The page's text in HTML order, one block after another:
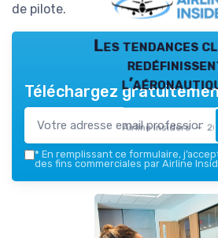
de pilote.
Les tendances
Airline Insiders —
Téléchargez
* En remplissant ce formulaire,
des fins commerciales par Airline